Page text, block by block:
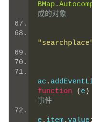
BMap .
成的对象
ac .
function
( e )
事件
e . item.value ;